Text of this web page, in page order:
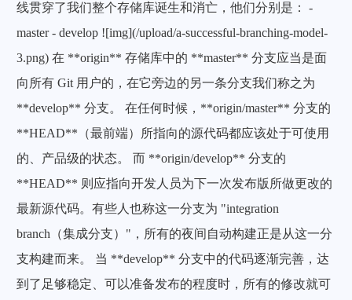
线贯穿了我们整个存储库诞生和消亡，他们分别是： -
master - develop ![img](/upload/a-successful-branching-model-
3.png) 在 **origin** 存储库中的 **master** 分支应当是面
向所有 Git 用户的，在它旁边的另一条分支我们称之为
**develop** 分支。 在任何时候，**origin/master** 分支的
**HEAD**（最前端）所指向的源代码都应该处于可使用
的、产品级的状态。 而 **origin/develop** 分支的
**HEAD** 则应指向开发人员为下一次发布版所做更改的
最新源代码。有些人也称这一分支为 "integration
branch（集成分支）"，所有的夜间自动构建正是从这一分
支构建而来。 当 **develop** 分支中的代码逐渐完善，达
到了足够稳定、可以准备发布的程度时，所有的修改就可